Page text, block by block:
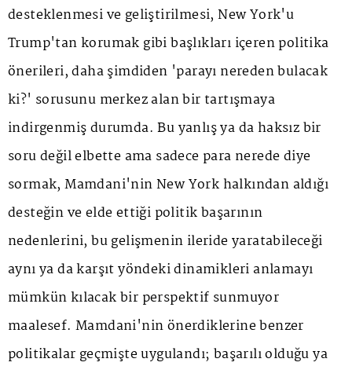
desteklenmesi ve geliştirilmesi, New York'u
Trump'tan korumak gibi başlıkları içeren politika
önerileri, daha şimdiden 'parayı nereden bulacak
ki?' sorusunu merkez alan bir tartışmaya
indirgenmiş durumda. Bu yanlış ya da haksız bir
soru değil elbette ama sadece para nerede diye
sormak, Mamdani'nin New York halkından aldığı
desteğin ve elde ettiği politik başarının
nedenlerini, bu gelişmenin ileride yaratabileceği
aynı ya da karşıt yöndeki dinamikleri anlamayı
mümkün kılacak bir perspektif sunmuyor
maalesef. Mamdani'nin önerdiklerine benzer
politikalar geçmişte uygulandı; başarılı olduğu ya